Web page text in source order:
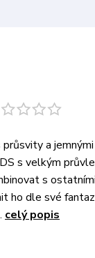
průsvity a
s velkým
s
ho dle své
celý popis